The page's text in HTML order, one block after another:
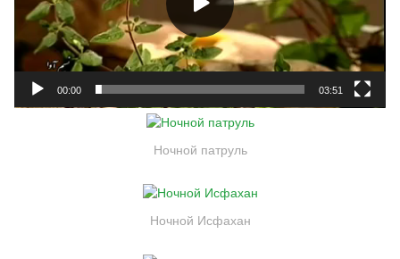
л
е
00:00 03:51
Ночной патруль
Ночной Исфахан